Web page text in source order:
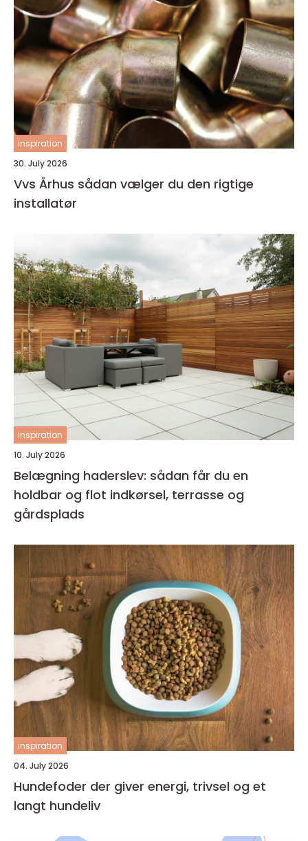
inspiration
30. July 2026
Vvs Århus sådan vælger du den rigtige
installatør
inspiration
10. July 2026
Belægning haderslev: sådan får du en
holdbar og flot indkørsel, terrasse og
gårdsplads
inspiration
04. July 2026
Hundefoder der giver energi, trivsel og et
langt hundeliv